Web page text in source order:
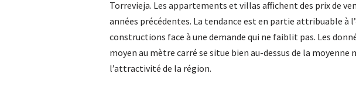
Torrevieja. Les appartements et villas affichent des prix de
années précédentes. La tendance est en partie attribuable à
constructions face à une demande qui ne faiblit pas. Les
moyen au mètre carré se situe bien au-dessus de la moyenne
l’attractivité de la région.